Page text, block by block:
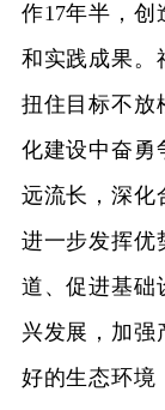
作17年半，创
和实践成果。
扭住目标不放
化建设中奋勇
远流长，深化
进一步发挥优
道、促进基础
兴发展，加强
好的生态环境